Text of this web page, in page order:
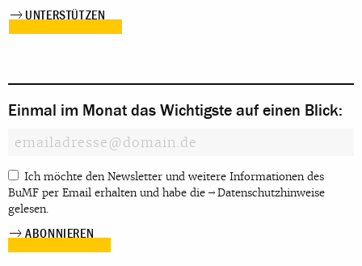
UNTERSTÜTZEN
Einmal im Monat das Wichtigste auf einen Blick:
Ich möchte den Newsletter und weitere Informationen des
BuMF per Email erhalten und habe die
Datenschutzhinweise
gelesen.